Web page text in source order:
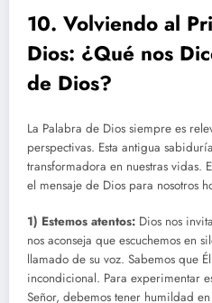
10. Volviendo al
Dios: ¿Qué nos
de Dios?
La Palabra de Dios siempre es
perspectivas. Esta antigua
transformadora en nuestras vidas.
el mensaje de Dios para nosotros
1) Estemos atentos: Dios nos
nos aconseja que escuchemos en
llamado de su voz. Sabemos que
incondicional. Para experimentar
Señor, debemos tener humildad